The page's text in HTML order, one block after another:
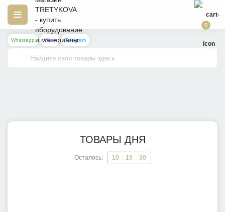
Whatsapp Viber Telegram
0
ТОВАРЫ ДНЯ
Осталось: 10 : 19 : 30